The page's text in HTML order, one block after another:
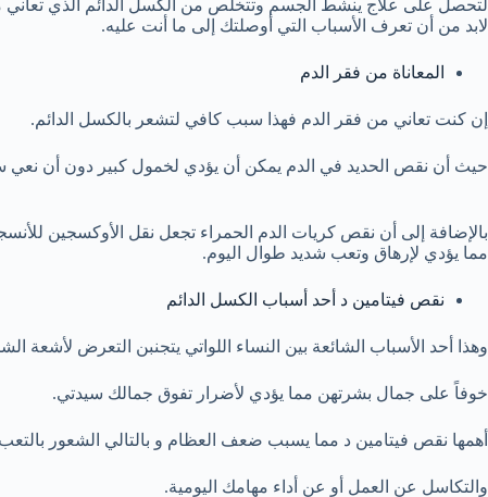
لتحصل على علاج ينشط الجسم وتتخلص من الكسل الدائم الذي تعاني
لابد من أن تعرف الأسباب التي أوصلتك إلى ما أنت عليه.
المعاناة من فقر الدم
إن كنت تعاني من فقر الدم فهذا سبب كافي لتشعر بالكسل الدائم.
حيث أن نقص الحديد في الدم يمكن أن يؤدي لخمول كبير دون أن
بالإضافة إلى أن نقص كريات الدم الحمراء تجعل نقل الأوكسجين
مما يؤدي لإرهاق وتعب شديد طوال اليوم.
نقص فيتامين د أحد أسباب الكسل الدائم
وهذا أحد الأسباب الشائعة بين النساء اللواتي يتجنبن التعرض لأشعة
خوفاً على جمال بشرتهن مما يؤدي لأضرار تفوق جمالك سيدتي.
أهمها نقص فيتامين د مما يسبب ضعف العظام و بالتالي الشعور بالتعب
والتكاسل عن العمل أو عن أداء مهامك اليومية.